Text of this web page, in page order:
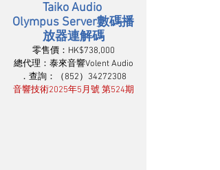
Taiko Audio
Olympus Server數碼播
放器連解碼
零售價：HK$738,000
總代理：泰來音響Volent Audio
．查詢：（852）34272308
音響技術2025年5月號 第524期